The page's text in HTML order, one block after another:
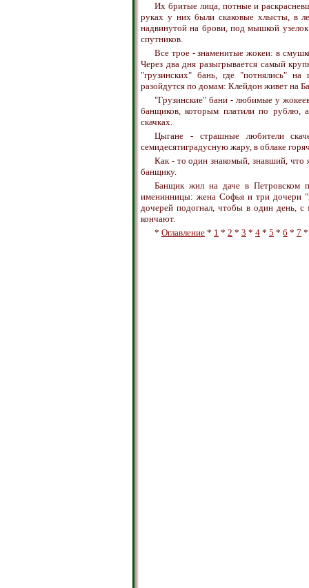
Их бритые лица, потные и
руках у них были скаковые хлысты, в
надвинутой на брови, под мышкой
спутников.
Все трое - знаменитые жокеи: в
Через два дня разыгрывается самый
"грузинских" бань, где "потнялись"
разойдутся по домам: Клейдон живет на
"Грузинские" бани - любимые у
банщиков, которым платили по рублю,
скачках.
Цыгане - страшные любители
семидесятиградусную жару, в облаке
Как - то один знакомый, знавший, что
банщику.
Банщик жил на даче в Петровском
именинницы: жена Софья и три дочери
дочерей подогнал, чтобы в один день,
кончают.
* Оглавление * 1 * 2 * 3 * 4 * 5 * 6 * 7